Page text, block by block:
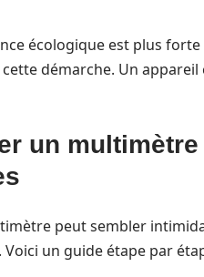
écologique est plus
démarche. Un appareil
un
peut sembler
un guide étape par